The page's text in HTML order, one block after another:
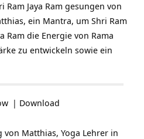
Ram Jaya Ram gesungen von
ein Mantra, um Shri Ram
Ram die Energie von Rama
zu entwickeln sowie ein
| Download
von Matthias, Yoga Lehrer in